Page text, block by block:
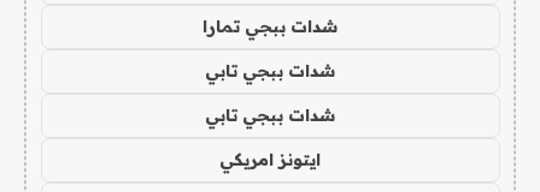
شدات ببجي تمارا
شدات ببجي تابي
شدات ببجي تابي
ايتونز امريكي